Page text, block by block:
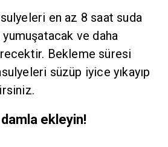
en az 8 saat suda
ve daha
Bekleme süresi
süzüp iyice yıkayıp
ekleyin!